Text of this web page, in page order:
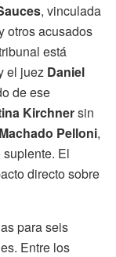
, vinculada
otros acusados
está
el juez Daniel
de ese
Kirchnersin
Pelloni,
El
directo sobre
para seis
Entre los